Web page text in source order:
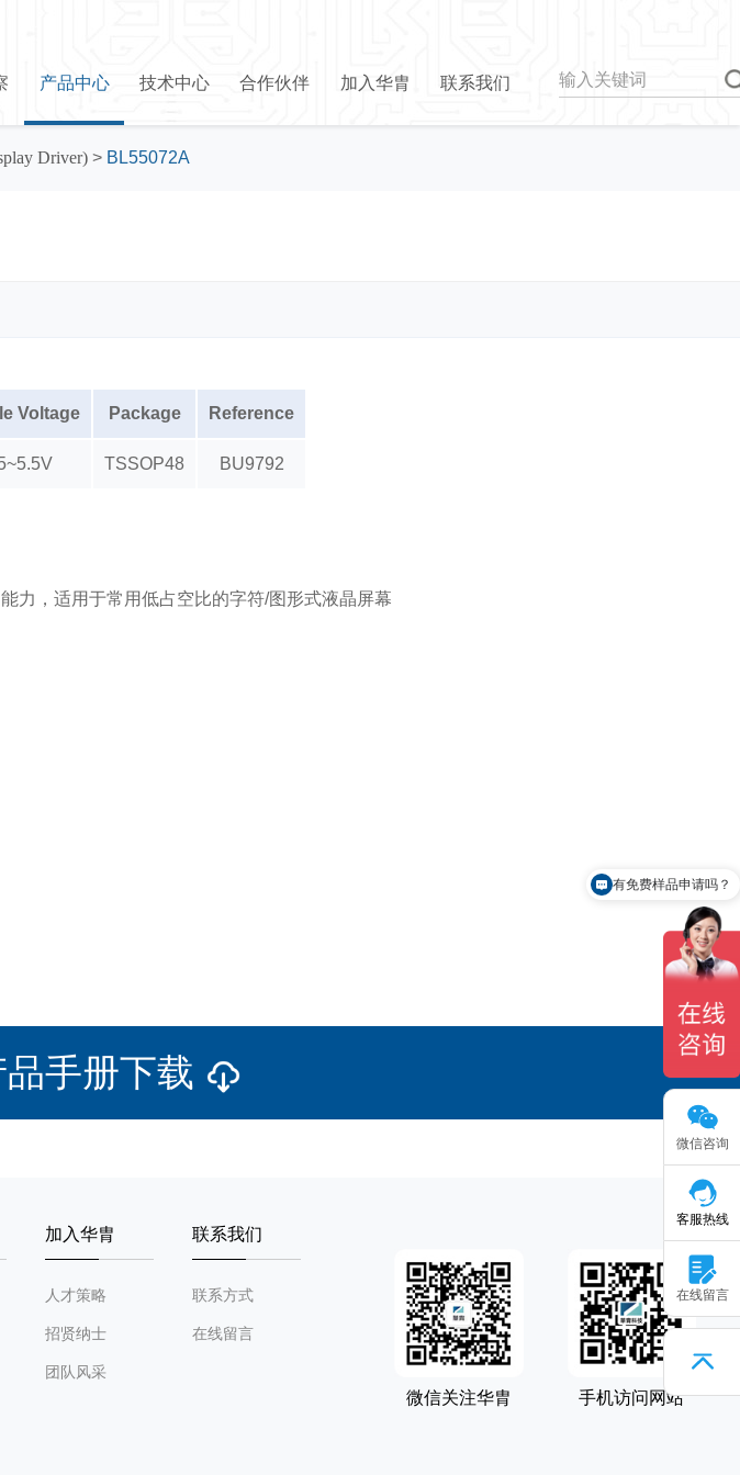
产品中心 技术中心 合作伙伴 加入华胄 联系我们
Driver) > BL55072A
Voltage Package Reference
TSSOP48 BU9792
力，适用于常用低占空比的字符/图形式液晶屏幕
手册下载
加入华胄
人才策略
招贤纳士
团队风采
联系我们
联系方式
在线留言
微信关注华胄 手机访问网站
微信咨询
客服热线
在线留言
怎么联系你们？
有免费样品申请吗？